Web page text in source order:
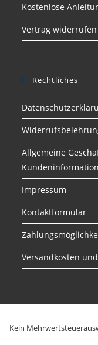
Kostenlose
Vertrag widerrufen
Rechtliches
Allgemeine
Impressum
Kontaktformular
Versandkosten
Kein